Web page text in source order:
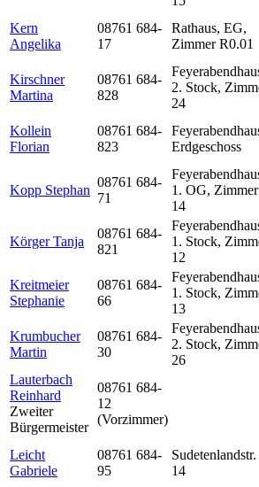
Kern
Angelika
08761 684-
17
Rathaus, EG,
Zimmer R0.01
Kirschner
Martina
08761 684-
828
2. Stock,
24
Kollein
Florian
08761 684-
823
Erdgeschoss
Kopp Stephan
08761 684-
71
1. OG, Zimmer
14
Körger Tanja
08761 684-
821
1. Stock,
12
Kreitmeier
Stephanie
08761 684-
66
1. Stock,
13
Krumbucher
Martin
08761 684-
30
2. Stock,
26
Lauterbach
Reinhard
Zweiter
Bürgermeister
08761 684-
12
(Vorzimmer)
Leicht
Gabriele
08761 684-
95
Sudetenlandstr.
14